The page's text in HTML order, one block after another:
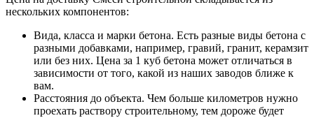
нескольких компонентов:
Вида, класса и марки бетона. Есть разные виды бетона с
разными добавками, например, гравий, гранит, керамзит
или без них. Цена за 1 куб бетона может отличаться в
зависимости от того, какой из наших заводов ближе к
вам.
Расстояния до объекта. Чем больше километров нужно
проехать раствору строительному, тем дороже будет